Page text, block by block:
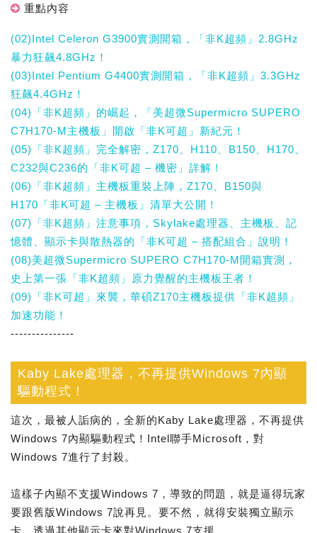
重點內容
(02)Intel Celeron G3900實測開箱，「非K超頻」2.8GHz
暴力狂飆4.8GHz！
(03)Intel Pentium G4400實測開箱，「非K超頻」3.3GHz
狂飆4.4GHz！
(04)「非K超頻」的崛起，「美超微Supermicro SUPERO
C7H170-M主機板」開啟「非K可超」新紀元！
(05)「非K超頻」完全解密，Z170、H110、B150、H170、
C232與C236的「非K可超 – 機密」詳解！
(06)「非K超頻」主機板重裝上陣，Z170、B150與
H170「非K可超 – 主機板」清單大公開！
(07)「非K超頻」注意事項，Skylake處理器、主機板、記
憶體、顯示卡與散熱器的「非K可超 – 搭配組合」說明！
(08)美超微Supermicro SUPERO C7H170-M開箱實測，
史上第一張「非K超頻」原力覺醒的主機板王者！
(09)「非K可超」來襲，華碩Z170主機板提供「非K超頻」
加速功能！
---------------
Kaby Lake處理器，不再提供Windows 7內顯
驅動程式！
這次，最被人詬病的，全新的Kaby Lake處理器，不再提供
Windows 7內顯驅動程式！Intel聯手Microsoft，對
Windows 7進行了封殺。
這樣子內顯不支援Windows 7，導致的問題，就是逼得玩家
要跟舊版Windows 7說再見。要不然，就得安裝獨立顯示
卡，透過其他顯示卡來對Windows 7支援。